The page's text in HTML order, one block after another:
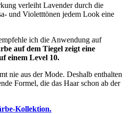
verleiht Lavender durch die
und Violetttönen jedem Look eine
ich die Anwendung auf
auf dem Tiegel zeigt eine
einem Level 10.
nie aus der Mode. Deshalb enthalten
Formel, die das Haar schon ab der
Kollektion.